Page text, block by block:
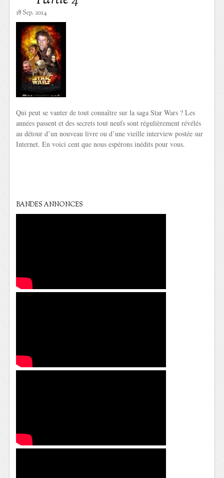
18 Sep. 2014
Qui peut se vanter de tout connaître sur la saga Star Wars ? Les
années passent et des secrets tout neufs sont régulièrement révélés
au détour d’un nouveau livre ou d’une vieille interview postée sur
Internet. En voici cent que nous espérons inédits pour vous.
BANDES ANNONCES